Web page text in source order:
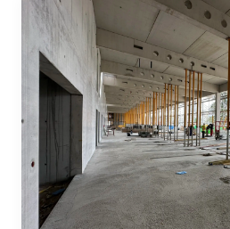
KARRIERE
KONTAKT
SEARCH